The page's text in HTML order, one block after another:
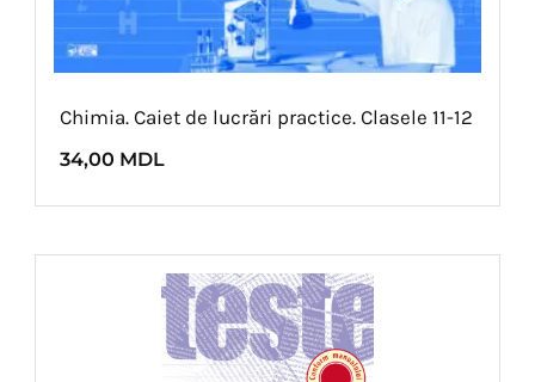
Chimia. Caiet de lucrări practice. Clasele 11-12
34,00 MDL